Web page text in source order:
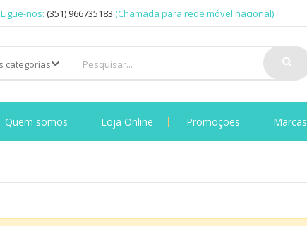
Ligue-nos: (351) 966735183 (Chamada para rede móvel nacional)
Quem somos Loja Online Promoções Marcas